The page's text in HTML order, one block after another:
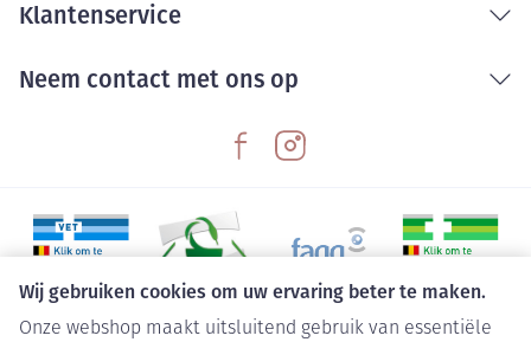
Wij gebruiken cookies om uw ervaring beter te maken.
Onze webshop maakt uitsluitend gebruik van essentiële
Klantenservice
Neem contact met ons op
Juridische links